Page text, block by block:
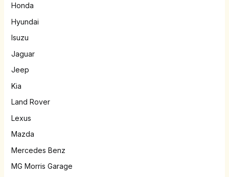
Honda
Hyundai
Isuzu
Jaguar
Jeep
Kia
Land Rover
Lexus
Mazda
Mercedes Benz
MG Morris Garage